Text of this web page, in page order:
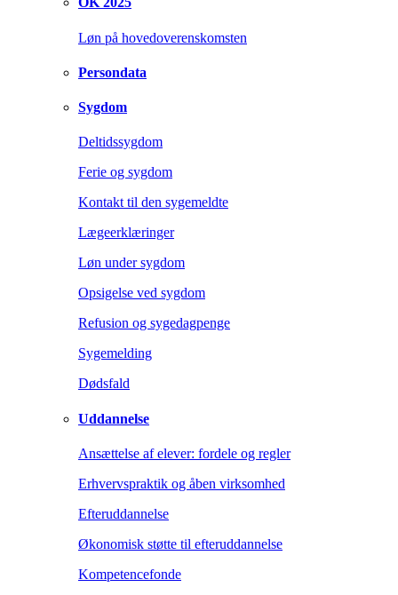
Løn på hovedoverenskomsten
Persondata
Sygdom
Deltidssygdom
Ferie og sygdom
Kontakt til den sygemeldte
Lægeerklæringer
Løn under sygdom
Opsigelse ved sygdom
Refusion og sygedagpenge
Sygemelding
Dødsfald
Uddannelse
Ansættelse af elever: fordele og regler
Erhvervspraktik og åben virksomhed
Efteruddannelse
Økonomisk støtte til efteruddannelse
Kompetencefonde